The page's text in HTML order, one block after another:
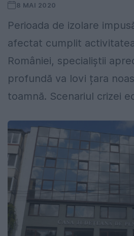
8 MAI 2020
Perioada de izolare
afectat cumplit
României, specialiștii
profundă va lovi țara
toamnă. Scenariul crizei